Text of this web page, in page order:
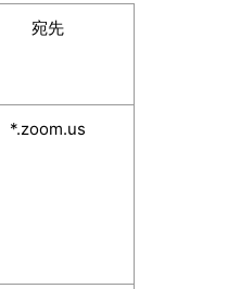
宛先
*.zoom.us